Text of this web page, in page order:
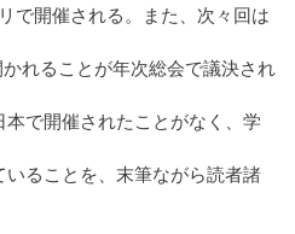
で開催される。また、次々回は
れることが年次総会で議決され
で開催されたことがなく、学
ることを、末筆ながら読者諸